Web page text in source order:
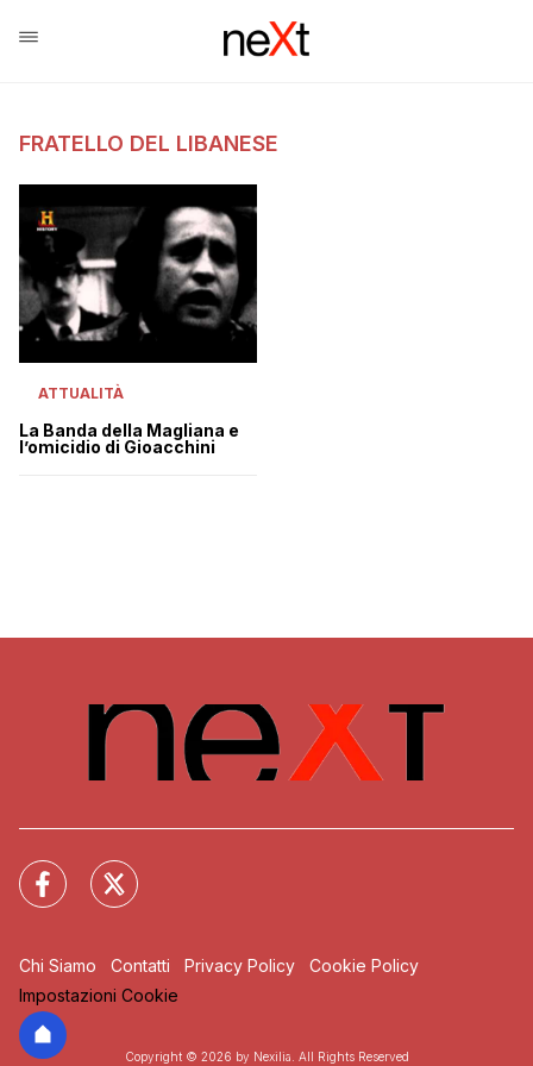
FRATELLO DEL LIBANESE
ATTUALITÀ
La Banda della Magliana e
l’omicidio di Gioacchini
Chi Siamo Contatti Privacy Policy
Cookie Policy
Impostazioni Cookie
Copyright © 2026 by Nexilia. All Rights Reserved